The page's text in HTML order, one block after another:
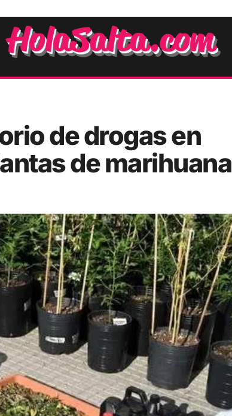
de drogas en
de marihuana,